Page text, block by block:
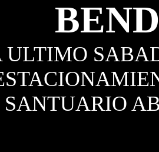
ULTIMO
SANTUARIO